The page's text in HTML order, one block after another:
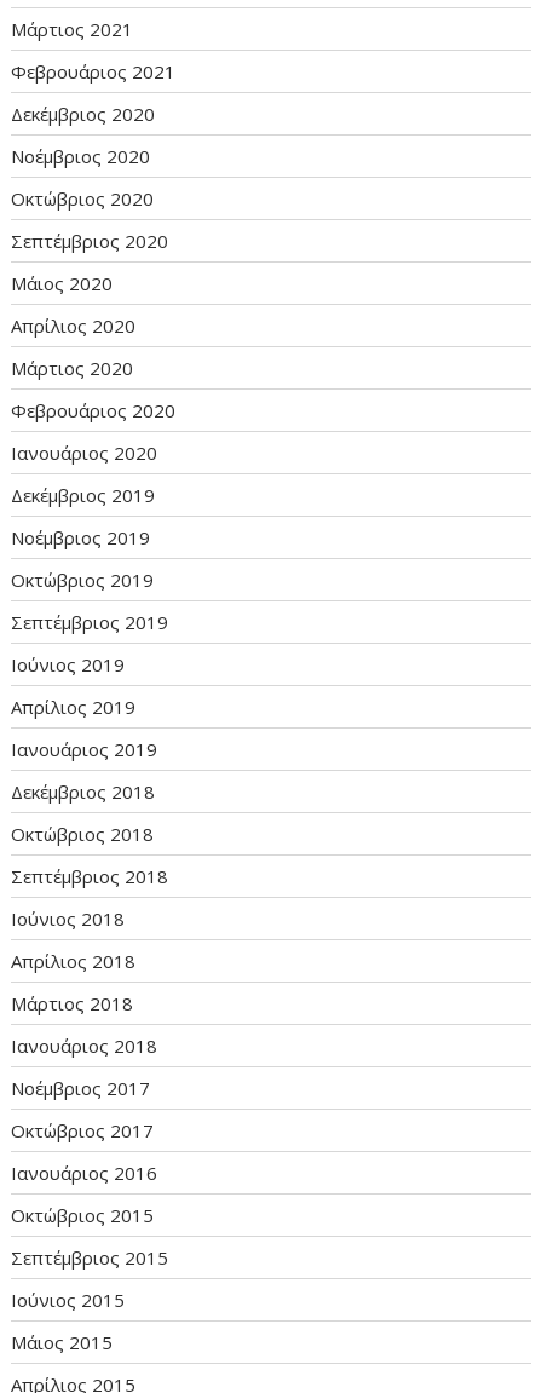
Μάρτιος 2021
Φεβρουάριος 2021
Δεκέμβριος 2020
Νοέμβριος 2020
Οκτώβριος 2020
Σεπτέμβριος 2020
Μάιος 2020
Απρίλιος 2020
Μάρτιος 2020
Φεβρουάριος 2020
Ιανουάριος 2020
Δεκέμβριος 2019
Νοέμβριος 2019
Οκτώβριος 2019
Σεπτέμβριος 2019
Ιούνιος 2019
Απρίλιος 2019
Ιανουάριος 2019
Δεκέμβριος 2018
Οκτώβριος 2018
Σεπτέμβριος 2018
Ιούνιος 2018
Απρίλιος 2018
Μάρτιος 2018
Ιανουάριος 2018
Νοέμβριος 2017
Οκτώβριος 2017
Ιανουάριος 2016
Οκτώβριος 2015
Σεπτέμβριος 2015
Ιούνιος 2015
Μάιος 2015
Απρίλιος 2015